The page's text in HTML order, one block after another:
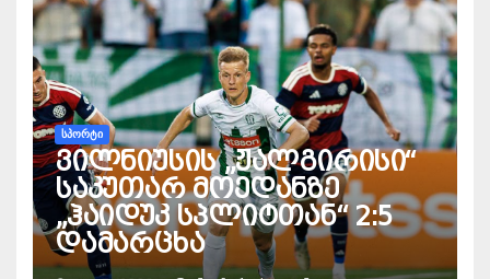
ᲡᲞᲝᲠᲢᲘ
ვილნიუსის „ჟალგირისი“
საკუთარ მოედანზე
„ჰაიდუკ სპლიტთან“ 2:5
დამარცხა